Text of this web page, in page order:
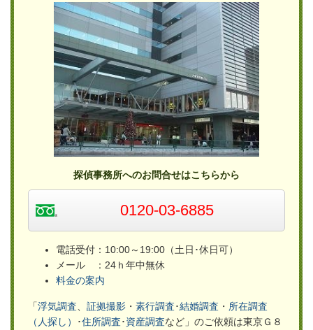
探偵事務所へのお問合せはこちらから
0120-03-6885
電話受付：10:00～19:00（土日･休日可）
メール ：24ｈ年中無休
料金の案内
「浮気調査 証拠撮影 ・ 素行調査･結婚調査 ・ 所在調査
（人探し）
･住所調査･資産調査など」のご依頼は東京Ｇ８